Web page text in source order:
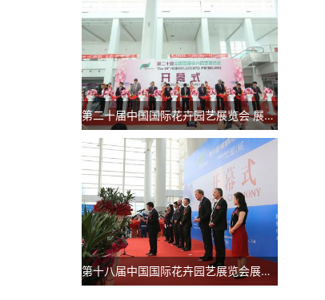
第二十届中国国际花卉园艺展览会 展后报告
第十八届中国国际花卉园艺展览会展后报告